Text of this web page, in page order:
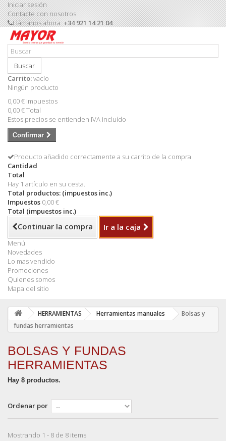
Iniciar sesión
Contacte con nosotros
Llámanos ahora:+34 921 14 21 04
Buscar
Carrito:vacío
Ningún producto
0,00 € Impuestos
0,00 €Total
Estos precios se entienden IVA incluído
Confirmar
Producto añadido correctamente a su carrito de la compra
Cantidad
Total
Hay 1 artículo en su cesta.
Total productos: (impuestos inc.)
Impuestos 0,00 €
Total (impuestos inc.)
Continuar la compra Ir a la caja
Menú
Novedades
Lo mas vendido
Promociones
Quienes somos
Mapa del sitio
HERRAMIENTAS Herramientas manuales
Bolsas y
fundas herramientas
BOLSAS Y FUNDAS
HERRAMIENTAS
Hay 8 productos.
Ordenar por
Mostrando 1 - 8 de 8 items